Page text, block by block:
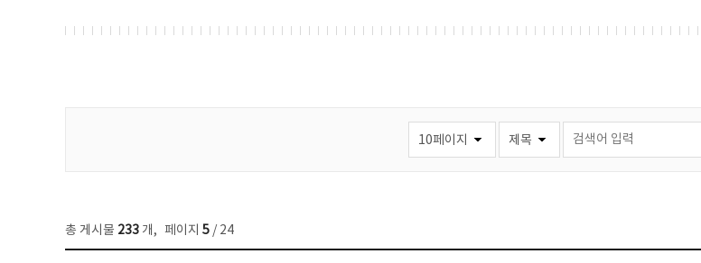
총 게시물 233 개, 페이지 5 / 24